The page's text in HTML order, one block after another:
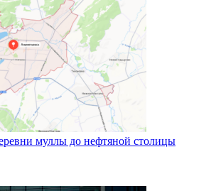
муллы до нефтяной столицы